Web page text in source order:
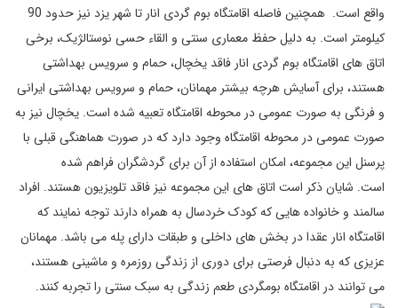
واقع است. همچنین فاصله اقامتگاه بوم گردی انار تا شهر یزد نیز حدود 90
کیلومتر است. به دلیل حفظ معماری سنتی و القاء حسی نوستالژیک، برخی
اتاق های اقامتگاه بوم گردی انار فاقد یخچال، حمام و سرویس بهداشتی
هستند، برای آسایش هرچه بیشتر مهمانان، حمام و سرویس بهداشتی ایرانی
و فرنگی به صورت عمومی در محوطه اقامتگاه تعبیه شده است. یخچال نیز به
صورت عمومی در محوطه اقامتگاه وجود دارد که در صورت هماهنگی قبلی با
پرسنل این مجموعه، امکان استفاده از آن برای گردشگران فراهم شده
است. شایان ذکر است اتاق های این مجموعه نیز فاقد تلویزیون هستند. افراد
سالمند و خانواده هایی که کودک خردسال به همراه دارند توجه نمایند که
اقامتگاه انار عقدا در بخش های داخلی و طبقات دارای پله می باشد. مهمانان
عزیزی که به دنبال فرصتی برای دوری از زندگی روزمره و ماشینی هستند،
می توانند در اقامتگاه بومگردی طعم زندگی به سبک سنتی را تجربه کنند.